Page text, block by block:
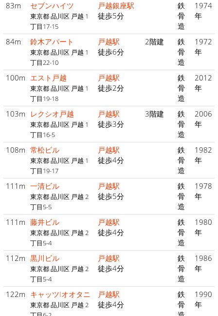
83m セブンハイツ
東京都 品川区 戸越 1
丁目17-15
戸越銀座駅
徒歩5分
鉄
骨
造
1974
年
84m 鈴木アパート
東京都 品川区 戸越 1
丁目22-10
戸越駅
徒歩6分
2階建
鉄
骨
造
1972
年
100m エスト戸越
東京都 品川区 戸越 1
丁目19-18
戸越駅
徒歩2分
鉄
骨
造
2012
年
103m レクシオ戸越
東京都 品川区 戸越 1
丁目16-5
戸越駅
徒歩3分
3階建
鉄
骨
造
2006
年
108m 常松ビル
東京都 品川区 戸越 1
丁目19-17
戸越駅
徒歩4分
鉄
骨
造
1982
年
111m 一清ビル
東京都 品川区 戸越 2
丁目5-5
戸越駅
徒歩5分
鉄
骨
造
1978
年
111m 藤井ビル
東京都 品川区 戸越 2
丁目5-4
戸越駅
徒歩4分
鉄
骨
造
1980
年
112m 黒川ビル
東京都 品川区 戸越 2
丁目5-4
戸越駅
徒歩4分
鉄
骨
造
1986
年
122m キャッツIオオタニ
東京都 品川区 戸越 2
戸越駅
徒歩4分
鉄
骨
1990
年